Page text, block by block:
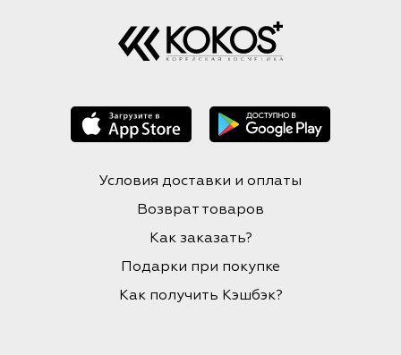
Условия доставки и оплаты
Возврат товаров
Как заказать?
Подарки при покупке
Как получить Кэшбэк?